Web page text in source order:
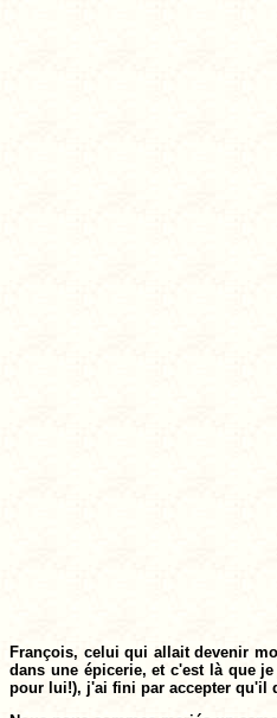
François, celui qui allait devenir
dans une épicerie, et c'est là que
pour lui!), j'ai fini par accepter qu'il